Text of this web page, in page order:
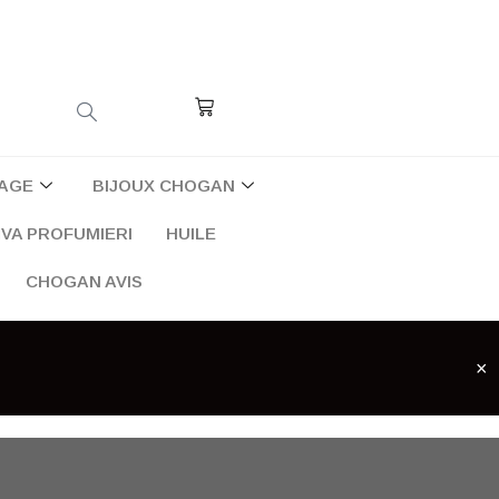
Cart
BIJOUX CHOGAN
PROFUMIERI HUILE
CHOGAN AVIS
×